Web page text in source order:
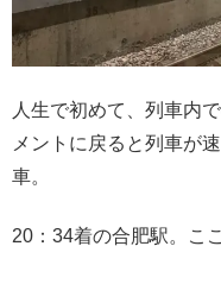
人生で初めて、列車内
メントに戻ると列車が
車。
20：34着の合肥駅。こ